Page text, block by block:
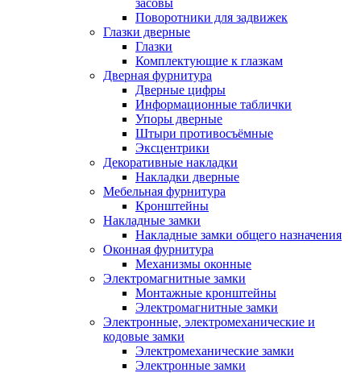
засовы
Поворотники для задвижек
Глазки дверные
Глазки
Комплектующие к глазкам
Дверная фурнитура
Дверные цифры
Информационные таблички
Упоры дверные
Штыри противосъёмные
Эксцентрики
Декоративные накладки
Накладки дверные
Мебельная фурнитура
Кронштейны
Накладные замки
Накладные замки общего назначения
Оконная фурнитура
Механизмы оконные
Электромагнитные замки
Монтажные кронштейны
Электромагнитные замки
Электронные, электромеханические и
кодовые замки
Электромеханические замки
Электронные замки